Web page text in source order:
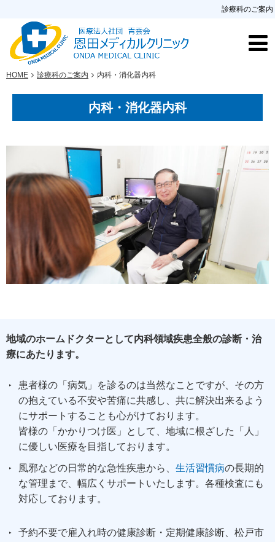
診療科のご案内
HOME 診療科のご案内 内科・消化器内科
内科・消化器内科
地域のホームドクターとして内科領域疾患全般の診断・治
療にあたります。
患者様の「病気」を診るのは当然なことですが、その方
の抱えている不安や苦痛に共感し、共に解決出来るよう
にサポートすることも心がけております。
皆様の「かかりつけ医」として、地域に根ざした「人」
に優しい医療を目指しております。
風邪などの日常的な急性疾患から、 生活習慣病の長期的
な管理まで、幅広くサポートいたします。各種検査にも
対応しております。
予約不要で雇入れ時の健康診断・定期健康診断、松戸市